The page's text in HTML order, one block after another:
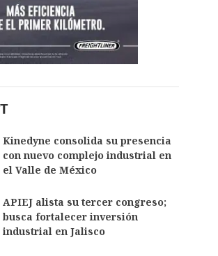
Kinedyne consolida su presencia
con nuevo complejo industrial en
el Valle de México
APIEJ alista su tercer congreso;
busca fortalecer inversión
industrial en Jalisco